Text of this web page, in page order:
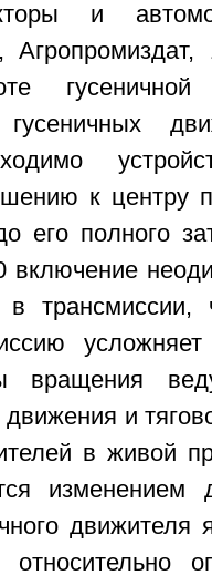
и
к центру
его полного
включение
трансмиссии,
вращения
и
в живой
движителя
относительно